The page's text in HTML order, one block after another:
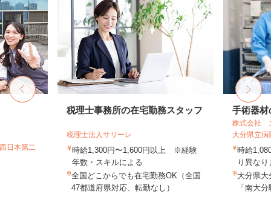
日本第二
税理士事務所の在宅勤務スタッフ
税理士法人サリーレ
時給1,300円〜1,600円以上 ※経験
年数・スキルによる
全国どこからでも在宅勤務OK（全国
47都道府県対応、転勤なし）
手術器材
株式会社
大分県立病
時給
り異な
大分県大
「南大